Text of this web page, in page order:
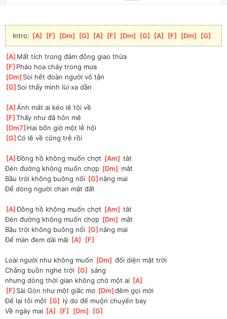
Intro: [A [F [Dm [G [A [F [Dm [G [A [F [Dm [G
[A ]Mất tích trong đám đông giao thừa
[F ]Pháo hoa cháy trong mưa
[Dm ]Soi hết đoàn người vô tận
[G ]Soi thấy mình lùi xa dần
[A ]
Ánh mắt ai kéo lê tôi về
[F ]
Thấy như đã hôn mê
[Dm7 ]Hai bốn giờ một lễ hội
[G ]
Có lẽ về cũng trễ rồi
[A ]
Đồng hồ không muốn chợt [Am ] tắt
Đèn đường không muốn chợp [Dm
mắt
Bầu trời không buông nổi [G ]nắng mai
Để dòng người chan mặt đất
[A ]
Đồng hồ không muốn chợt [Am ] tắt
Đèn đường không muốn chợp [Dm
mắt
Bầu trời không buông nổi [G ]nắng mai
Để màn đem dài mãi [A [F
Loài người như không muốn [Dm ] đối diện mặt trời
Chẳng buồn nghe trời [G ] sáng
nhưng dòng thời gian không chờ một ai [A
[F ]Sài Gòn như một giấc mơ [Dm ]
đêm gọi mời
Để lại tôi một [G
lý do để muộn chuyến bay
Về ngày mai [A [F [Dm [G